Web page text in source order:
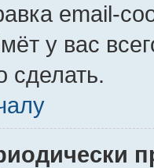
email-
у вас
сделать.